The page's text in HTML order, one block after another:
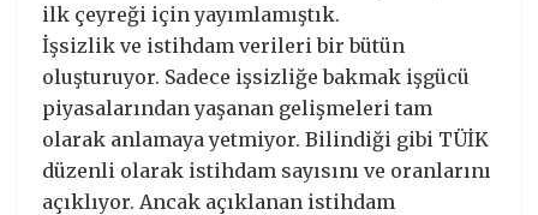
ilk çeyreği için yayımlamıştık.
İşsizlik ve istihdam verileri bir bütün
oluşturuyor. Sadece işsizliğe bakmak işgücü
piyasalarından yaşanan gelişmeleri tam
olarak anlamaya yetmiyor. Bilindiği gibi TÜİK
düzenli olarak istihdam sayısını ve oranlarını
açıklıyor. Ancak açıklanan istihdam